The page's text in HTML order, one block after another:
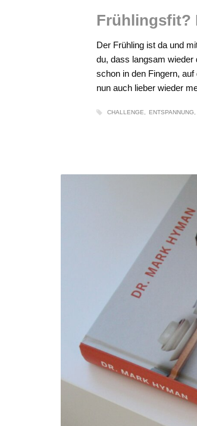
Frühlingsfit?
Der Frühling ist da und
du, dass langsam wieder
schon in den Fingern,
nun auch lieber wieder
CHALLENGE ENTSPANNUNG